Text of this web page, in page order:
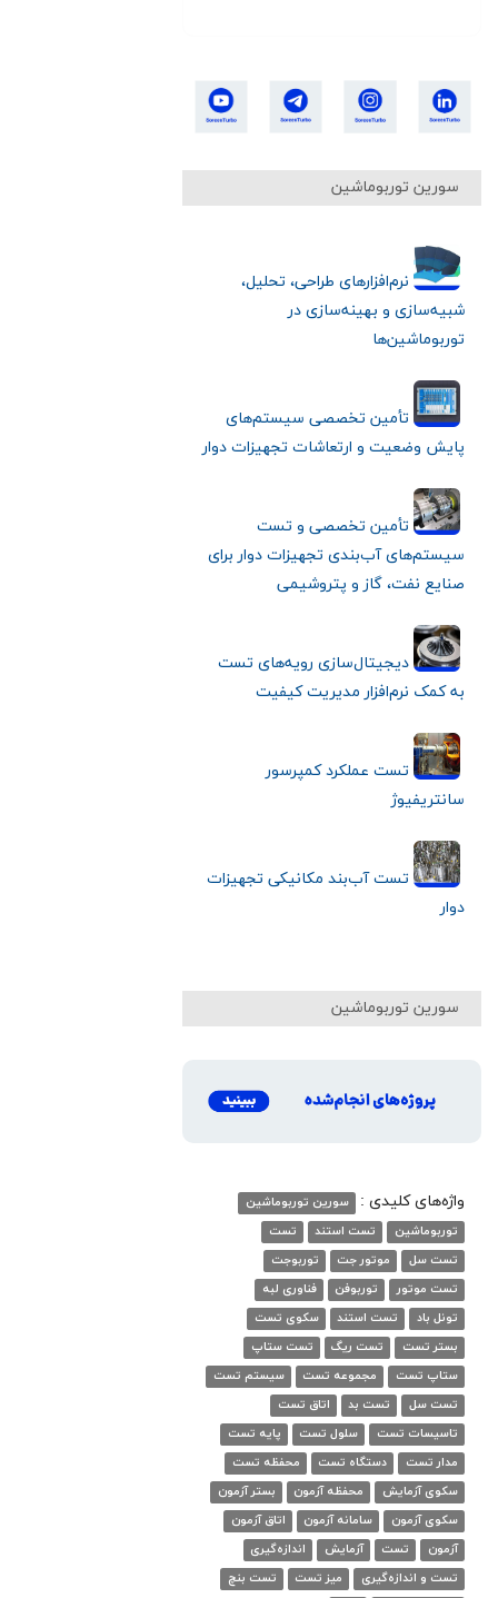
سورین توربوماشین
نرم‌افزارهای طراحی، تحلیل،
شبیه‌سازی و بهینه‌سازی در
توربوماشین‌ها
تأمین تخصصی سیستم‌های
پایش وضعیت و ارتعاشات تجهیزات دوار
تأمین تخصصی و تست
سیستم‌های آب‌بندی تجهیزات دوار برای
صنایع نفت، گاز و پتروشیمی
دیجیتال‌سازی رویه‌های تست
به کمک نرم‌افزار مدیریت کیفیت
تست عملکرد کمپرسور
سانتریفیوژ
تست آب‌بند مکانیکی تجهیزات
دوار
سورین توربوماشین
واژه‌های کلیدی :
سورین توربوماشین
توربوماشین
تست استند
تست
تست سل
موتور جت
توربوجت
تست موتور
توربوفن
فناوری لبه
تونل باد
تست استند
سکوی تست
بستر تست
تست ریگ
تست ستاپ
ستاپ تست
مجموعه تست
سیستم تست
تست سل
تست بد
اتاق تست
تاسیسات تست
سلول تست
پایه تست
مدار تست
دستگاه تست
محفظه تست
سکوی آزمایش
محفظه آزمون
بستر آزمون
سکوی آزمون
سامانه آزمون
اتاق آزمون
آزمون
تست آزمایش
اندازه‌گیری
تست و اندازه‌گیری
میز تست تست بنچ